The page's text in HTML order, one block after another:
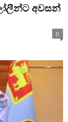
අවසන්
0